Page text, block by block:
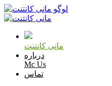
مانی کانتنت
درباره
Mc Us
تماس